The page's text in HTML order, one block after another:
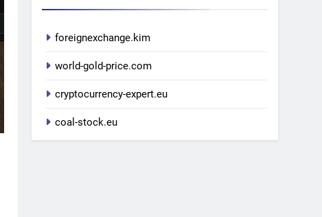
foreignexchange.kim
world-gold-price.com
cryptocurrency-expert.eu
coal-stock.eu